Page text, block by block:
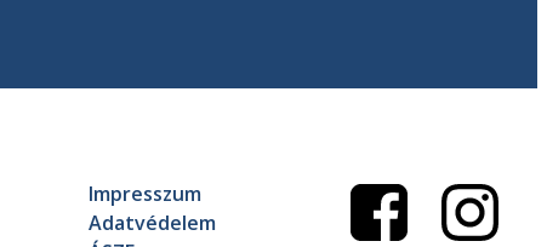
Impresszum
Adatvédelem